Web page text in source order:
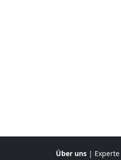
Über uns |